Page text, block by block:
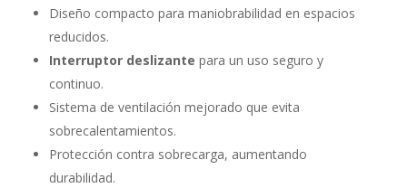
Diseño compacto para maniobrabilidad en espacios
reducidos.
Interruptor deslizante para un uso seguro y
continuo.
Sistema de ventilación mejorado que evita
sobrecalentamientos.
Protección contra sobrecarga, aumentando
durabilidad.